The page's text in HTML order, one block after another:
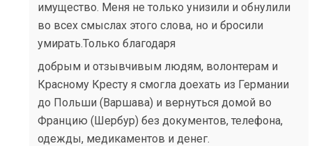
имущество. Меня не только унизили и обнулили
во всех смыслах этого слова, но и бросили
умирать.Только благодаря
добрым и отзывчивым людям, волонтерам и
Красному Кресту я смогла доехать из Германии
до Польши (Варшава) и вернуться домой во
Францию (Шербур) без документов, телефона,
одежды, медикаментов и денег.